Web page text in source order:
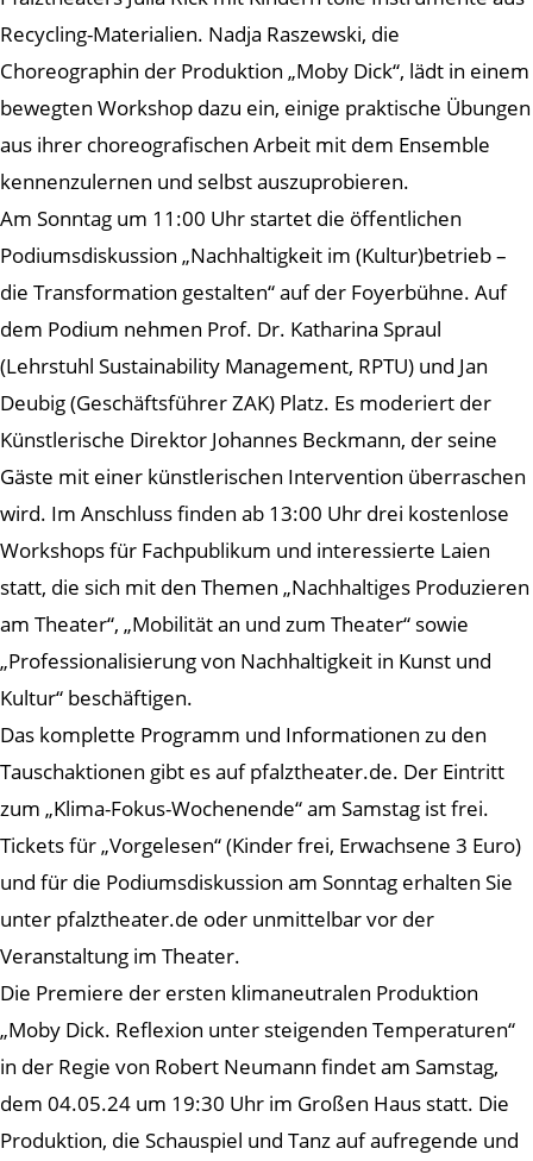
Recycling-Materialien. Nadja Raszewski, die
Choreographin der Produktion „Moby Dick“, lädt in einem
bewegten Workshop dazu ein, einige praktische Übungen
aus ihrer choreografischen Arbeit mit dem Ensemble
kennenzulernen und selbst auszuprobieren.
Am Sonntag um 11:00 Uhr startet die öffentlichen
Podiumsdiskussion „Nachhaltigkeit im (Kultur)betrieb –
die Transformation gestalten“ auf der Foyerbühne. Auf
dem Podium nehmen Prof. Dr. Katharina Spraul
(Lehrstuhl Sustainability Management, RPTU) und Jan
Deubig (Geschäftsführer ZAK) Platz. Es moderiert der
Künstlerische Direktor Johannes Beckmann, der seine
Gäste mit einer künstlerischen Intervention überraschen
wird. Im Anschluss finden ab 13:00 Uhr drei kostenlose
Workshops für Fachpublikum und interessierte Laien
statt, die sich mit den Themen „Nachhaltiges Produzieren
am Theater“, „Mobilität an und zum Theater“ sowie
„Professionalisierung von Nachhaltigkeit in Kunst und
Kultur“ beschäftigen.
Das komplette Programm und Informationen zu den
Tauschaktionen gibt es auf pfalztheater.de. Der Eintritt
zum „Klima-Fokus-Wochenende“ am Samstag ist frei.
Tickets für „Vorgelesen“ (Kinder frei, Erwachsene 3 Euro)
und für die Podiumsdiskussion am Sonntag erhalten Sie
unter pfalztheater.de oder unmittelbar vor der
Veranstaltung im Theater.
Die Premiere der ersten klimaneutralen Produktion
„Moby Dick. Reflexion unter steigenden Temperaturen“
in der Regie von Robert Neumann findet am Samstag,
dem 04.05.24 um 19:30 Uhr im Großen Haus statt. Die
Produktion, die Schauspiel und Tanz auf aufregende und